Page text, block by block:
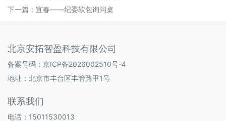
下一篇： 宜春——纪委软包询问桌
北京安拓智盈科技有限公司
备案号码： 京ICP备2026002510号-4
地址：北京市丰台区丰管路甲1号
联系我们
电话：15011530013